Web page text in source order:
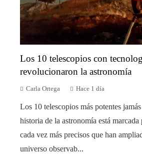
Los 10 telescopios con
revolucionaron la astronomía
Carla Ortega Hace 1 día
Los 10 telescopios más potentes
historia de la astronomía está
cada vez más precisos que han
universo observab...